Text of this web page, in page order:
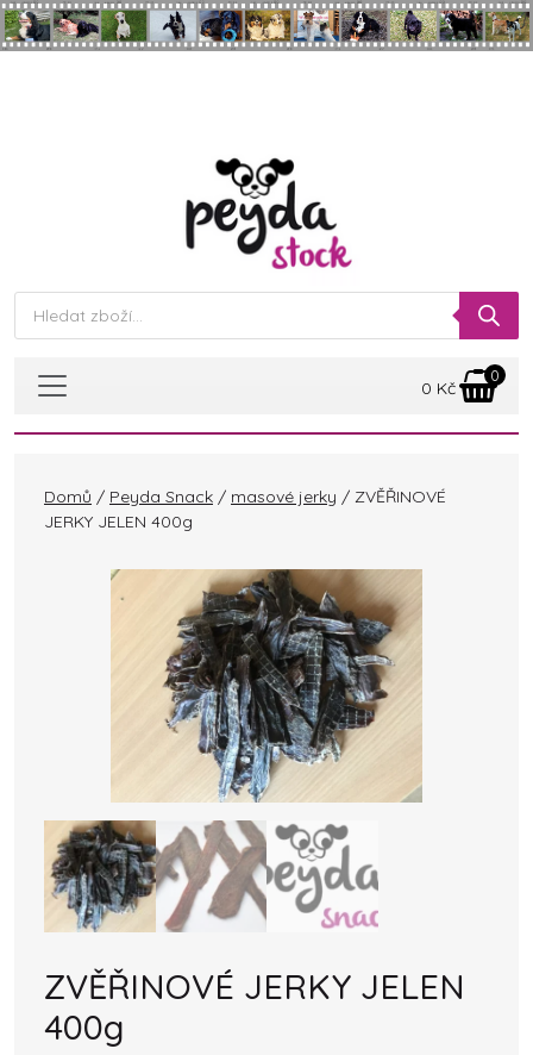
Skip to main content
Products
search
0 Kč
0
Domů / Peyda Snack / masové jerky / ZVĚŘINOVÉ
JERKY JELEN 400g
ZVĚŘINOVÉ JERKY JELEN
400g